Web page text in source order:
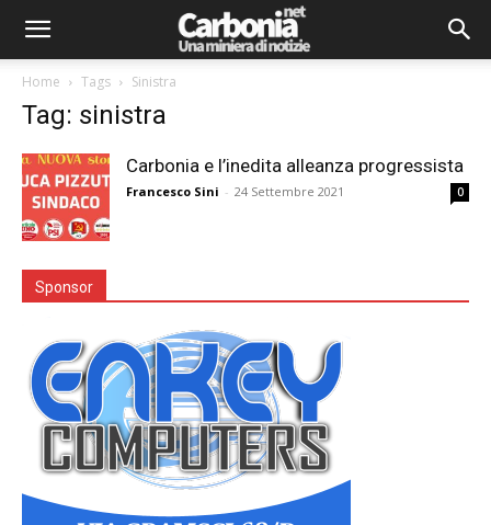
Home Tags Sinistra
Tag: sinistra
Carbonia e l’inedita alleanza progressista
Francesco Sini - 24 Settembre 2021 0
Sponsor